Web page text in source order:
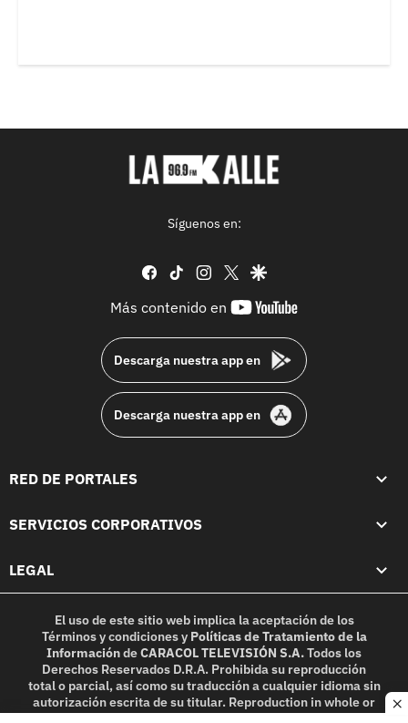
Síguenos en:
facebook
tiktok instagram
twittergoogle
Más contenido en
youtube-
Descarga nuestra app en
Descarga nuestra app en
RED DE PORTALES
SERVICIOS CORPORATIVOS
LEGAL
El uso de este sitio web implica la aceptación de los
Términos y condicionesy Políticas de Tratamiento de la
InformacióndeCARACOL TELEVISIÓN S.A.Todos los
Derechos Reservados D.R.A. Prohibida su reproducción
total o parcial, así como su traducción a cualquier idioma sin
autorización escrita de su titular. Reproduction in whole or
in part, or translation without written permission is